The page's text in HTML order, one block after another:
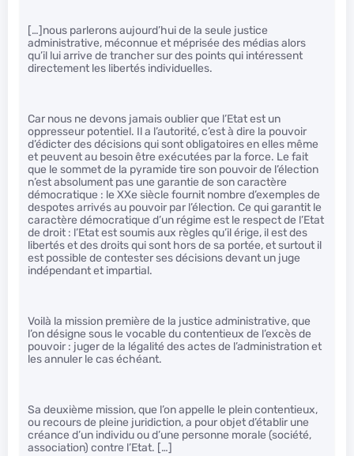
[…]nous parlerons aujourd’hui de la seule justice
administrative, méconnue et méprisée des médias alors
qu’il lui arrive de trancher sur des points qui intéressent
directement les libertés individuelles.
Car nous ne devons jamais oublier que l’Etat est un
oppresseur potentiel. Il a l’autorité, c’est à dire la pouvoir
d’édicter des décisions qui sont obligatoires en elles même
et peuvent au besoin être exécutées par la force. Le fait
que le sommet de la pyramide tire son pouvoir de l’élection
n’est absolument pas une garantie de son caractère
démocratique : le XXe siècle fournit nombre d’exemples de
despotes arrivés au pouvoir par l’élection. Ce qui garantit le
caractère démocratique d’un régime est le respect de l’Etat
de droit : l’Etat est soumis aux règles qu’il érige, il est des
libertés et des droits qui sont hors de sa portée, et surtout il
est possible de contester ses décisions devant un juge
indépendant et impartial.
Voilà la mission première de la justice administrative, que
l’on désigne sous le vocable du contentieux de l’excès de
pouvoir : juger de la légalité des actes de l’administration et
les annuler le cas échéant.
Sa deuxième mission, que l’on appelle le plein contentieux,
ou recours de pleine juridiction, a pour objet d’établir une
créance d’un individu ou d’une personne morale (société,
association) contre l’Etat. […]